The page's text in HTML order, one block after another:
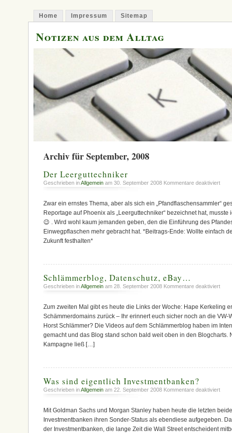
Home Impressum Sitemap
Notizen aus dem Alltag
Archiv für September, 2008
Der Leerguttechniker
Geschrieben inAllgemein am 30. September 2008 Kommentare deaktiviertfür
Zwar ein ernstes Thema, aber als sich ein „Pfandflaschensammler“
Reportage auf Phoenix als „Leerguttechniker“ bezeichnet hat, musste
😉 . Wird wohl kaum jemanden geben, den die Einführung des
Einwegpflaschen mehr gebracht hat. *Beitrags-Ende: Wollte einfach
Zukunft festhalten*
Schlämmerblog, Datenschutz, eBay…
Geschrieben inAllgemein am 28. September 2008 Kommentare deaktiviertfür
Zum zweiten Mal gibt es heute die Links der Woche: Hape Kerkeling
Schämmerdomains zurück – Ihr erinnert euch sicher noch an die VW-
Horst Schlämmer? Die Videos auf dem Schlämmerblog haben im
gemacht und das Blog stand schon bald weit oben in den Blogcharts.
Kampagne ließ […]
Was sind eigentlich Investmentbanken?
Geschrieben inAllgemein am 22. September 2008 Kommentare deaktiviertfür
Mit Goldman Sachs und Morgan Stanley haben heute die letzten
Investmentbanken ihren Sonder-Status als ebendiese aufgegeben.
der Investmentbanken, die lange Zeit die Wall Street entscheident